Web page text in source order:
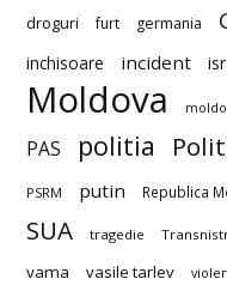
droguri furt germania
inchisoare incident
Moldova
PAS politia
PSRM putin Republica
SUA tragedie
vama vasile tarlev